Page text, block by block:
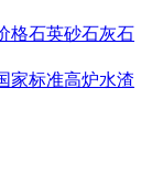
格石英砂石灰石
家标准高炉水渣